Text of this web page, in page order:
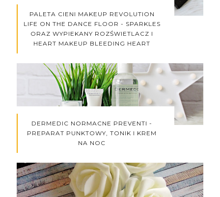
PALETA CIENI MAKEUP REVOLUTION
LIFE ON THE DANCE FLOOR - SPARKLES
ORAZ WYPIEKANY ROZŚWIETLACZ I
HEART MAKEUP BLEEDING HEART
DERMEDIC NORMACNE PREVENTI -
PREPARAT PUNKTOWY, TONIK I KREM
NA NOC